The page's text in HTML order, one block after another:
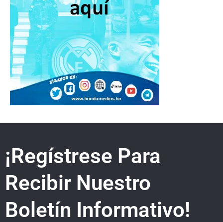
¡Regístrese Para
Recibir Nuestro
Boletín Informativo!